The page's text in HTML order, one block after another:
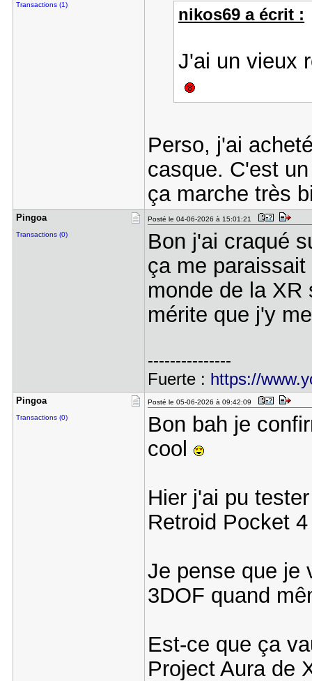
Transactions (1)
nikos69 a écrit :
J'ai un vieux
Perso, j'ai
casque. C'est
ça marche très
Pingoa
Transactions (0)
Posté le 04-06-2026 à 15:01:21
Bon j'ai craqué
ça me
monde de la XR
mérite que j'y
---------------
Fuerte : https://
Pingoa
Transactions (0)
Posté le 05-06-2026 à 09:42:09
Bon bah je
cool
Hier j'ai pu
Retroid Pocket
Je pense que je
3DOF quand
Est-ce que ça
Project Aura de